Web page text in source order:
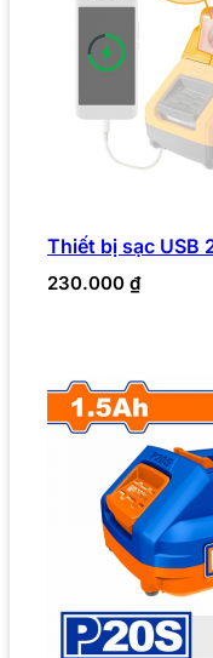
Thiết bị sạc USB
230.000 ₫